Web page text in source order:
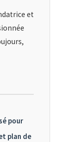
et
pour
plan de